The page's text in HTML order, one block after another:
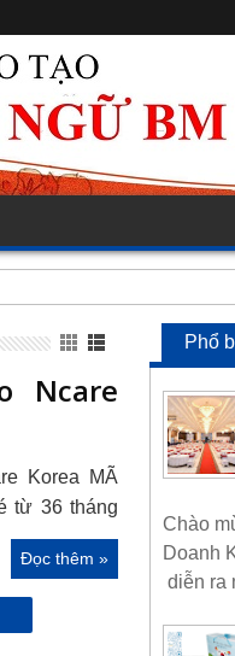
Ncare
Korea MÃ
từ 36 tháng
Đọc thêm »
Phổ
Chào
Doanh
diễn ra